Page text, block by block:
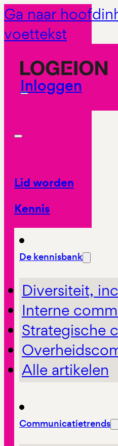
Ga naar
voettekst
Inloggen
Lid worden
Kennis
De kennisbank
Diversiteit,
Interne
Strategische
Alle artikelen
Communicatietrends